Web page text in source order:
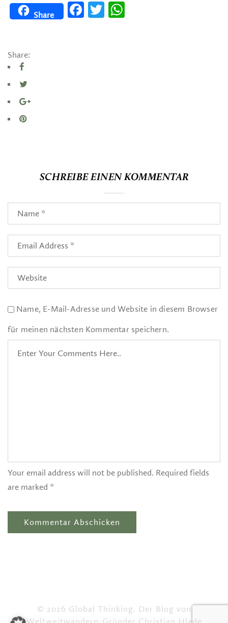
Share
FacebookTwitter
Share:
SCHREIBE EINEN KOMMENTAR
Name, E-Mail-Adresse und Website in diesem Browser
für meinen nächsten Kommentar speichern.
Your email address will not be published. Required fields
are marked *
© 2026 Global Thinking. Der Blog von
Weltweitwandern-Gründer Christian Hlade